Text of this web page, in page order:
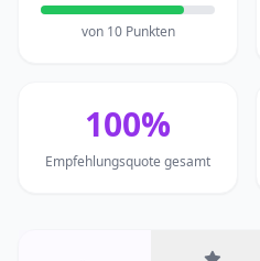
von 10 Punkten
100%
Empfehlungsquote gesamt